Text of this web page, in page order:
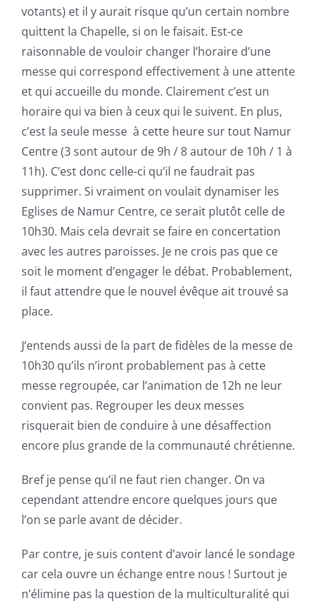
votants) et il y aurait risque qu’un certain nombre
quittent la Chapelle, si on le faisait. Est-ce
raisonnable de vouloir changer l’horaire d’une
messe qui correspond effectivement à une attente
et qui accueille du monde. Clairement c’est un
horaire qui va bien à ceux qui le suivent. En plus,
c’est la seule messe à cette heure sur tout Namur
Centre (3 sont autour de 9h / 8 autour de 10h / 1 à
11h). C’est donc celle-ci qu’il ne faudrait pas
supprimer. Si vraiment on voulait dynamiser les
Eglises de Namur Centre, ce serait plutôt celle de
10h30. Mais cela devrait se faire en concertation
avec les autres paroisses. Je ne crois pas que ce
soit le moment d’engager le débat. Probablement,
il faut attendre que le nouvel évêque ait trouvé sa
place.
J’entends aussi de la part de fidèles de la messe de
10h30 qu’ils n’iront probablement pas à cette
messe regroupée, car l’animation de 12h ne leur
convient pas. Regrouper les deux messes
risquerait bien de conduire à une désaffection
encore plus grande de la communauté chrétienne.
Bref je pense qu’il ne faut rien changer. On va
cependant attendre encore quelques jours que
l’on se parle avant de décider.
Par contre, je suis content d’avoir lancé le sondage
car cela ouvre un échange entre nous ! Surtout je
n’élimine pas la question de la multiculturalité qui